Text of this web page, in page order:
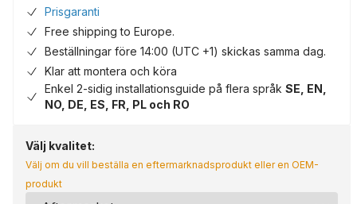
Prisgaranti
Free shipping to Europe.
Beställningar före 14:00 (UTC +1) skickas samma dag.
Klar att montera och köra
Enkel 2-sidig installationsguide på flera språk SE, EN,
NO, DE, ES, FR, PL och RO
Välj kvalitet:
Välj om du vill beställa en eftermarknadsprodukt eller en OEM-
produkt